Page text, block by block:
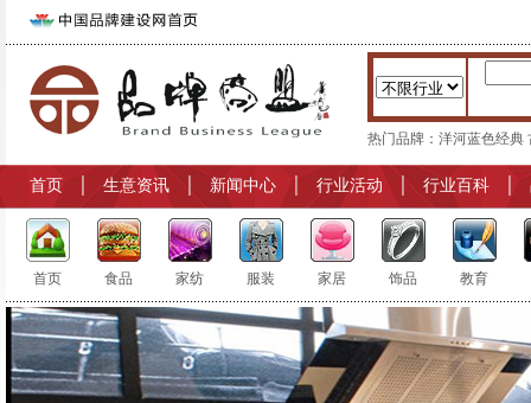
热门品牌： 洋河蓝色经典
首页 生意资讯 新闻中心 行业活动 行业百科
首页 食品 家纺 服装 家居 饰品 教育